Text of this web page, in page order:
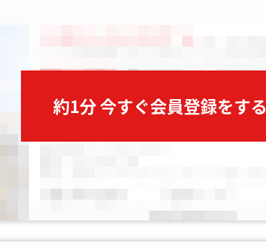
約1分 今すぐ会員登録をする